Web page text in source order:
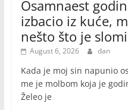
Osamnaest
izbacio iz kuće,
nešto što je
August 6, 2026 dan
Kada je moj sin napunio
me je molbom koja je
Želeo je